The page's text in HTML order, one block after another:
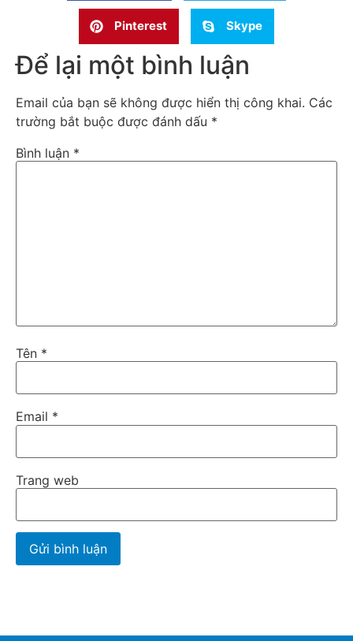
Pinterest Skype
Để lại một bình luận
Email của bạn sẽ không được hiển thị công khai. Các
trường bắt buộc được đánh dấu *
Bình luận *
Tên *
Email *
Trang web